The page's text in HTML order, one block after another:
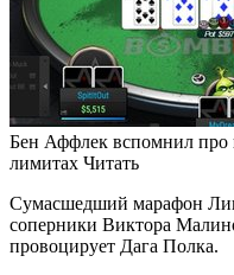
Бен Аффлек вспомнил про
лимитах Читать
Сумасшедший марафон
соперники Виктора
провоцирует Дага Полка.